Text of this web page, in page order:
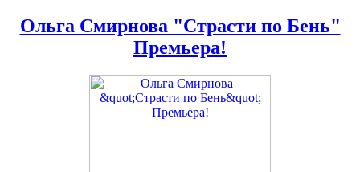
Ольга Смирнова "Страсти по Бень"
Премьера!